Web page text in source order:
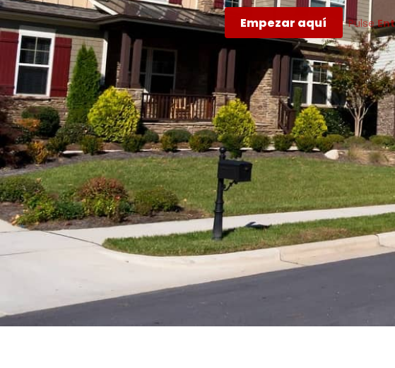
Empezar aquí Pulse